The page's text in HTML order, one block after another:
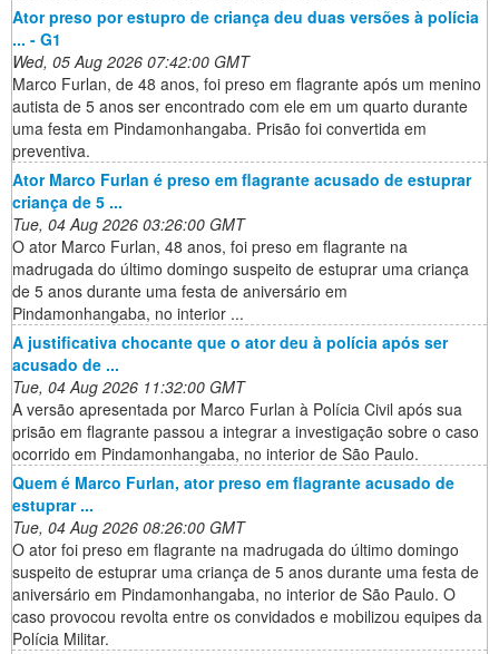
Ator preso por estupro de criança deu duas versões à polícia
... - G1
Wed, 05 Aug 2026 07:42:00 GMT
Marco Furlan, de 48 anos, foi preso em flagrante após um menino
autista de 5 anos ser encontrado com ele em um quarto durante
uma festa em Pindamonhangaba. Prisão foi convertida em
preventiva.
Ator Marco Furlan é preso em flagrante acusado de estuprar
criança de 5 ...
Tue, 04 Aug 2026 03:26:00 GMT
O ator Marco Furlan, 48 anos, foi preso em flagrante na
madrugada do último domingo suspeito de estuprar uma criança
de 5 anos durante uma festa de aniversário em
Pindamonhangaba, no interior ...
A justificativa chocante que o ator deu à polícia após ser
acusado de ...
Tue, 04 Aug 2026 11:32:00 GMT
A versão apresentada por Marco Furlan à Polícia Civil após sua
prisão em flagrante passou a integrar a investigação sobre o caso
ocorrido em Pindamonhangaba, no interior de São Paulo.
Quem é Marco Furlan, ator preso em flagrante acusado de
estuprar ...
Tue, 04 Aug 2026 08:26:00 GMT
O ator foi preso em flagrante na madrugada do último domingo
suspeito de estuprar uma criança de 5 anos durante uma festa de
aniversário em Pindamonhangaba, no interior de São Paulo. O
caso provocou revolta entre os convidados e mobilizou equipes da
Polícia Militar.